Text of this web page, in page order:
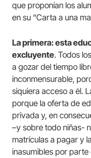
que proponían los
en su “Carta a una
La primera: esta
excluyente. Todos
a gozar del tiempo
inconmensurable,
siquiera acceso a él.
porque la oferta de
privada y, en
–y sobre todo niñas-
matrículas a pagar y
inasumibles por parte